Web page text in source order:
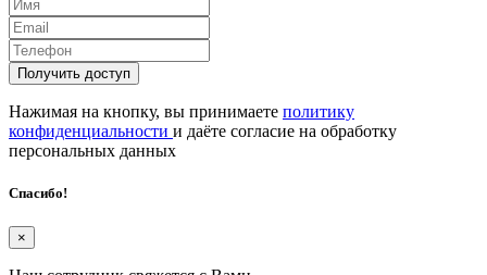
Получить доступ
Нажимая на кнопку, вы принимаете политику
конфиденциальности и даёте согласие на обработку
персональных данных
Спасибо!
×